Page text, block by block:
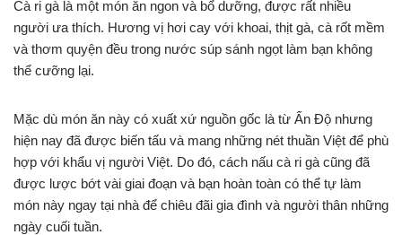
Cà ri gà là một món ăn ngon và bổ dưỡng, được rất nhiều
người ưa thích. Hương vị hơi cay với khoai, thịt gà, cà rốt mềm
và thơm quyện đều trong nước súp sánh ngọt làm bạn không
thể cưỡng lại.
Mặc dù món ăn này có xuất xứ nguồn gốc là từ Ấn Độ nhưng
hiện nay đã được biến tấu và mang những nét thuần Việt để phù
hợp với khẩu vị người Việt. Do đó, cách nấu cà ri gà cũng đã
được lược bớt vài giai đoạn và bạn hoàn toàn có thể tự làm
món này ngay tại nhà để chiêu đãi gia đình và người thân những
ngày cuối tuần.